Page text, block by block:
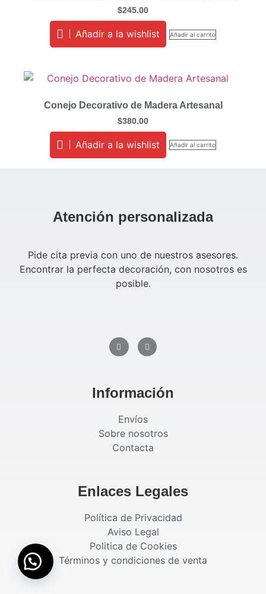
$245.00
Añadir a la wishlist Añadir al carrito
Conejo Decorativo de Madera Artesanal
$380.00
Añadir a la wishlist Añadir al carrito
Atención personalizada
Pide cita previa con uno de nuestros asesores.
Encontrar la perfecta decoración, con nosotros es
posible.
Información
Envíos
Sobre nosotros
Contacta
Enlaces Legales
Política de Privacidad
Aviso Legal
Politica de Cookies
Términos y condiciones de venta